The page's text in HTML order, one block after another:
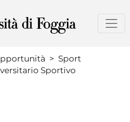
al
contenuto
Sport
Sportivo